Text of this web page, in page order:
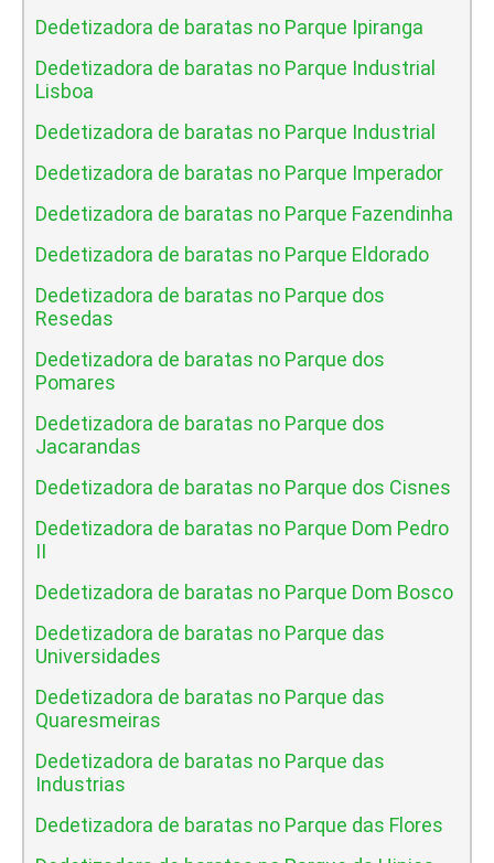
Dedetizadora de baratas no Parque Ipiranga
Dedetizadora de baratas no Parque Industrial
Lisboa
Dedetizadora de baratas no Parque Industrial
Dedetizadora de baratas no Parque Imperador
Dedetizadora de baratas no Parque Fazendinha
Dedetizadora de baratas no Parque Eldorado
Dedetizadora de baratas no Parque dos
Resedas
Dedetizadora de baratas no Parque dos
Pomares
Dedetizadora de baratas no Parque dos
Jacarandas
Dedetizadora de baratas no Parque dos Cisnes
Dedetizadora de baratas no Parque Dom Pedro
II
Dedetizadora de baratas no Parque Dom Bosco
Dedetizadora de baratas no Parque das
Universidades
Dedetizadora de baratas no Parque das
Quaresmeiras
Dedetizadora de baratas no Parque das
Industrias
Dedetizadora de baratas no Parque das Flores